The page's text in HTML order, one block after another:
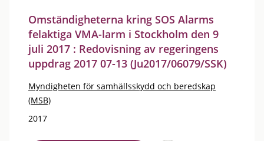
Omständigheterna kring SOS Alarms
felaktiga VMA-larm i Stockholm den 9
juli 2017 : Redovisning av regeringens
uppdrag 2017 07-13 (Ju2017/06079/SSK)
Myndigheten för samhällsskydd och beredskap
(MSB)
2017